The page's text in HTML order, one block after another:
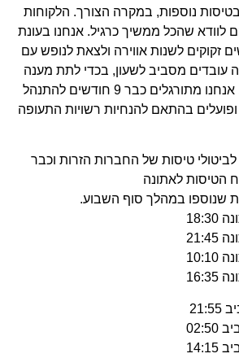
בטיסות נוספות, במקרה הצורך. הלקוחות
לוודא שהכל ממשיך כרגיל. אנחנו בעונת
זקוקים לשנות אווירה ולצאת לנופש עם
עובדים מסביב לשעון, בכדי לתת מענה
לכלל ציבור הנוסעים. אנחנו מתורגלים כבר 9 חודשים להתנהל
בהתאם להנחיות רשויות התעופה
טיסות של החברות הזרות וכבר
הטיסות לאתונה
שנוספו במהלך סוף השבוע.